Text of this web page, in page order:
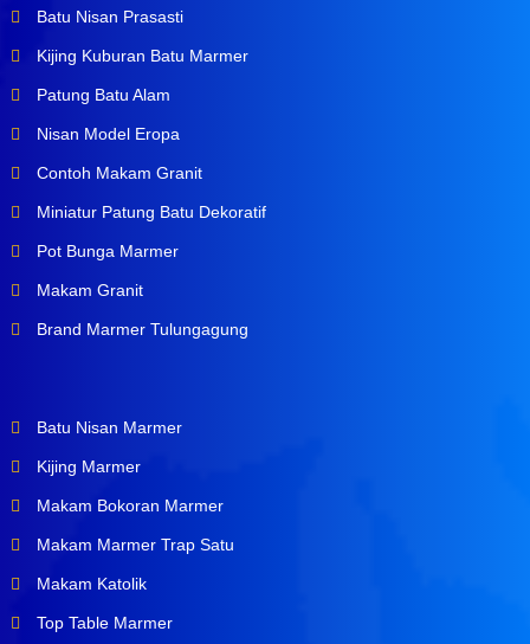
Batu Nisan Prasasti
Kijing Kuburan Batu Marmer
Patung Batu Alam
Nisan Model Eropa
Contoh Makam Granit
Miniatur Patung Batu Dekoratif
Pot Bunga Marmer
Makam Granit
Brand Marmer Tulungagung
Batu Nisan Marmer
Kijing Marmer
Makam Bokoran Marmer
Makam Marmer Trap Satu
Makam Katolik
Top Table Marmer